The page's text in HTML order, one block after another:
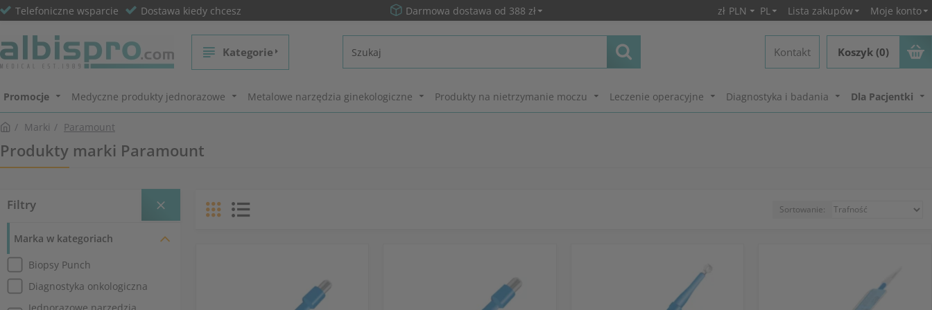
Telefoniczne wsparcie Dostawa kiedy chcesz Darmowa dostawa od 388 zł zł PLN PL Lista zakupów Moje konto
Kategorie Kontakt Koszyk (0)
Promocje Medyczne produkty jednorazowe Metalowe narzędzia ginekologiczne Produkty na nietrzymanie moczu Leczenie operacyjne Diagnostyka i badania Dla Pacjentki
Marki Paramount
Produkty marki Paramount
Filtry
Marka w kategoriach
Biopsy Punch
Diagnostyka onkologiczna
Sortowanie: